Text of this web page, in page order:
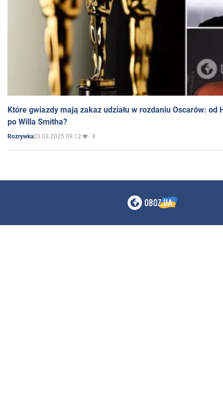
Które gwiazdy mają zakaz udziału w rozdaniu Oscarów: od
po Willa Smitha?
Rozrywka03.03.2025 09:12 9